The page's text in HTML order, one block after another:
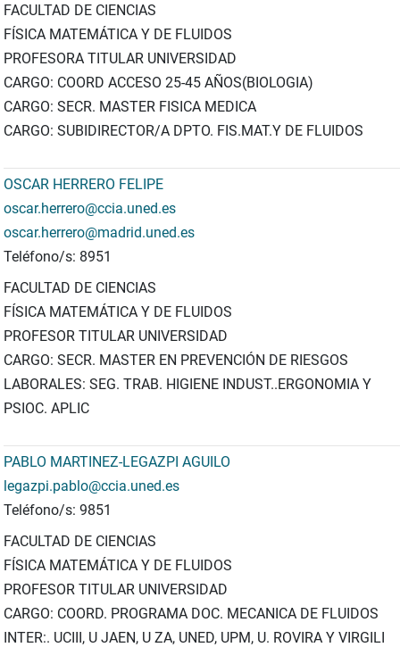
FACULTAD DE CIENCIAS
FÍSICA MATEMÁTICA Y DE FLUIDOS
PROFESORA TITULAR UNIVERSIDAD
CARGO: COORD ACCESO 25-45 AÑOS(BIOLOGIA)
CARGO: SECR. MASTER FISICA MEDICA
CARGO: SUBIDIRECTOR/A DPTO. FIS.MAT.Y DE FLUIDOS
OSCAR HERRERO FELIPE
oscar.herrero@ccia.uned.es
oscar.herrero@madrid.uned.es
Teléfono/s: 8951
FACULTAD DE CIENCIAS
FÍSICA MATEMÁTICA Y DE FLUIDOS
PROFESOR TITULAR UNIVERSIDAD
CARGO: SECR. MASTER EN PREVENCIÓN DE RIESGOS
LABORALES: SEG. TRAB. HIGIENE INDUST..ERGONOMIA Y
PSIOC. APLIC
PABLO MARTINEZ-LEGAZPI AGUILO
legazpi.pablo@ccia.uned.es
Teléfono/s: 9851
FACULTAD DE CIENCIAS
FÍSICA MATEMÁTICA Y DE FLUIDOS
PROFESOR TITULAR UNIVERSIDAD
CARGO: COORD. PROGRAMA DOC. MECANICA DE FLUIDOS
INTER:. UCIII, U JAEN, U ZA, UNED, UPM, U. ROVIRA Y VIRGILI